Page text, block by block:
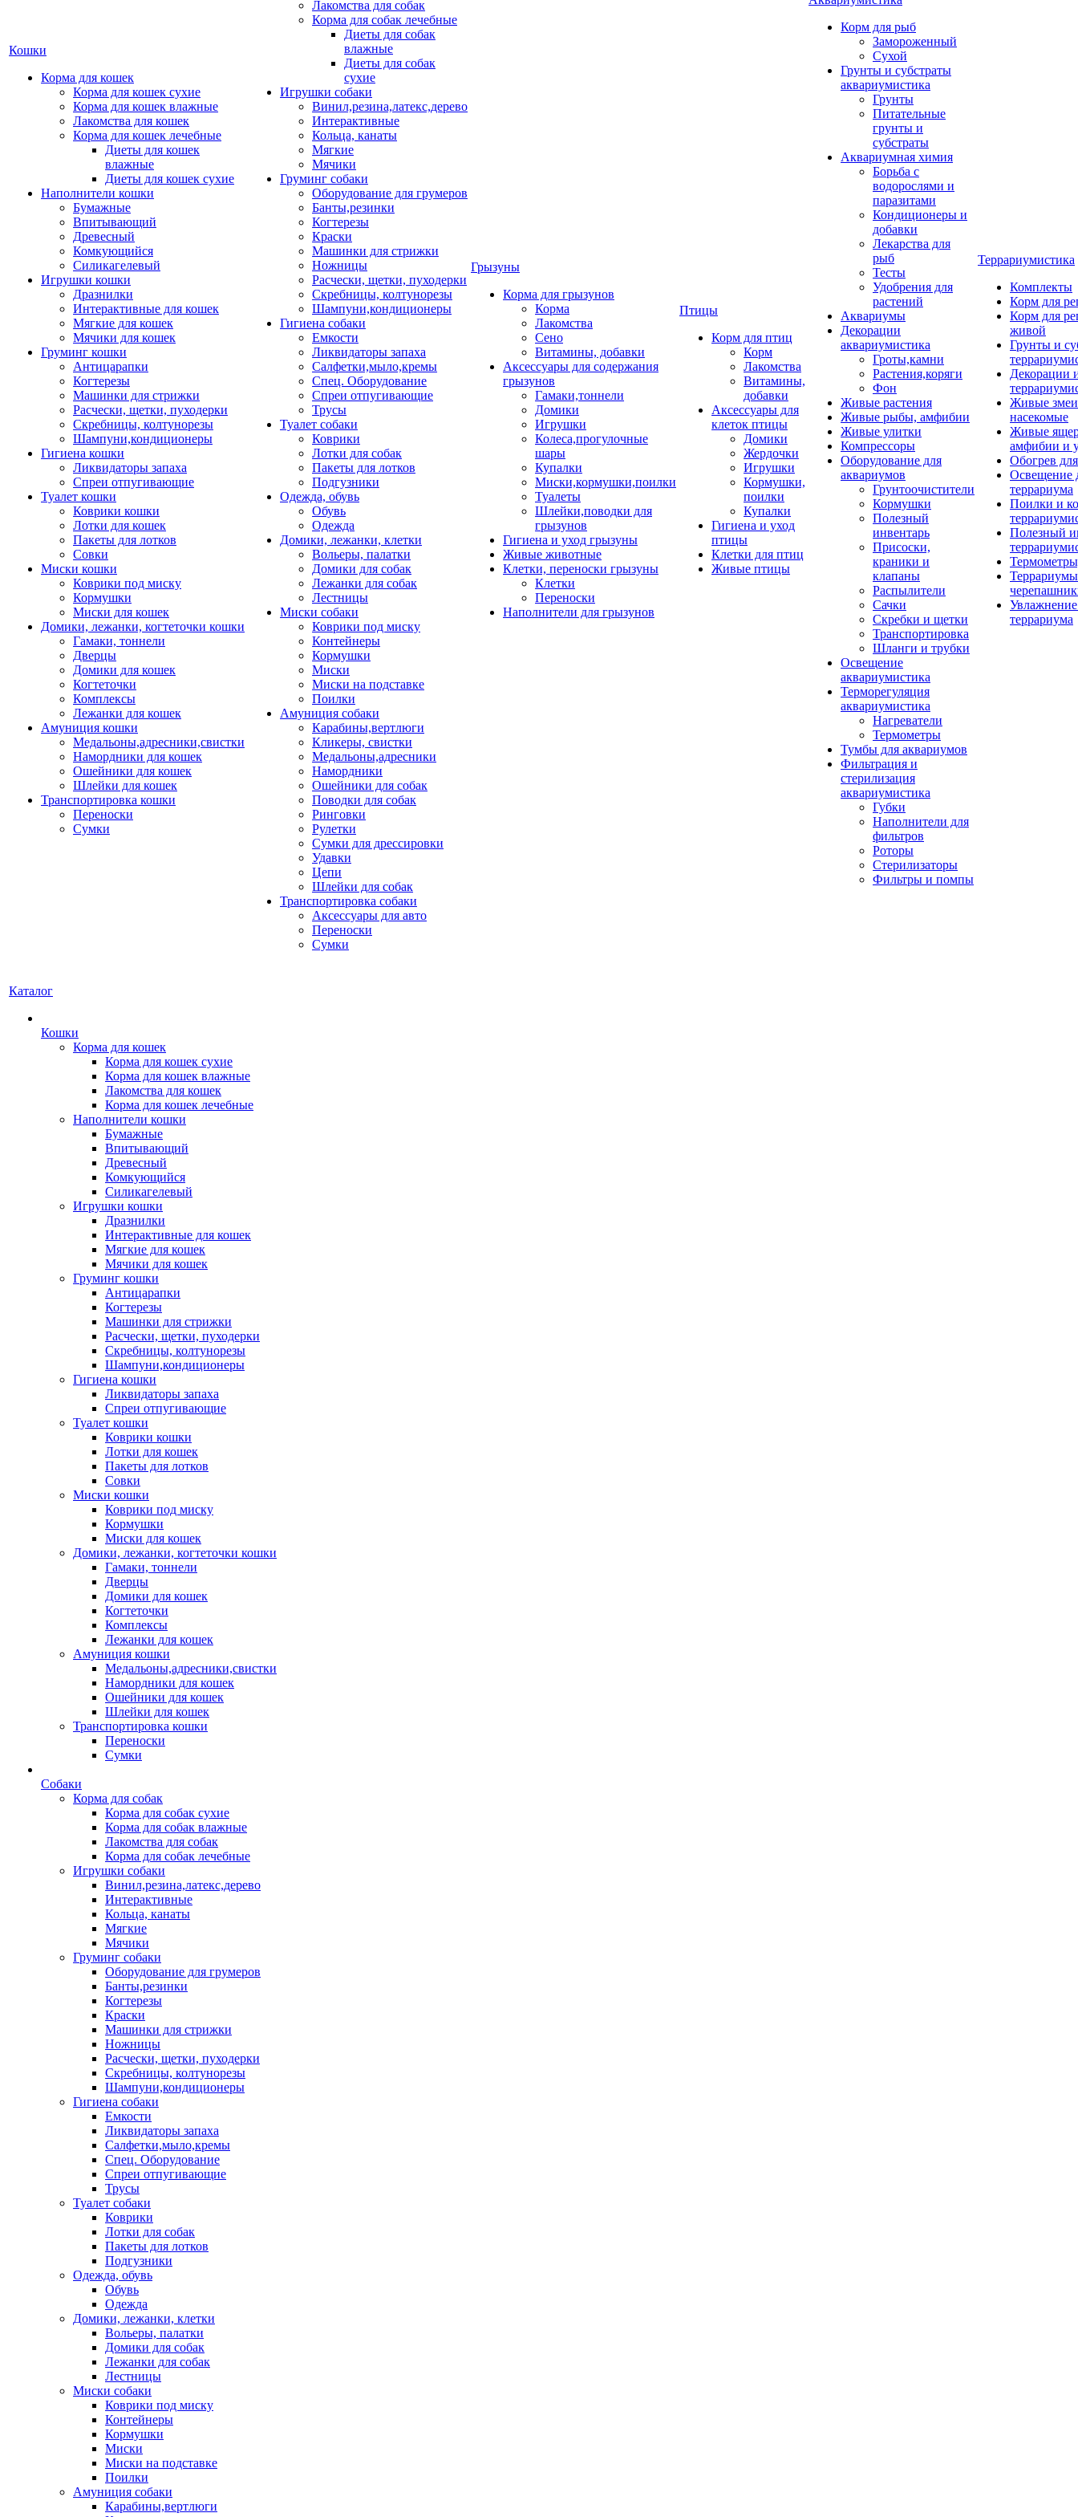
Кошки
Корма для кошек
Корма для кошек сухие
Корма для кошек влажные
Лакомства для кошек
Корма для кошек лечебные
Диеты для кошек
влажные
Диеты для кошек сухие
Наполнители кошки
Бумажные
Впитывающий
Древесный
Комкующийся
Силикагелевый
Игрушки кошки
Дразнилки
Интерактивные для кошек
Мягкие для кошек
Мячики для кошек
Груминг кошки
Антицарапки
Когтерезы
Машинки для стрижки
Расчески, щетки, пуходерки
Скребницы, колтунорезы
Шампуни,кондиционеры
Гигиена кошки
Ликвидаторы запаха
Спреи отпугивающие
Туалет кошки
Коврики кошки
Лотки для кошек
Пакеты для лотков
Совки
Миски кошки
Коврики под миску
Кормушки
Миски для кошек
Домики, лежанки, когтеточки кошки
Гамаки, тоннели
Дверцы
Домики для кошек
Когтеточки
Комплексы
Лежанки для кошек
Амуниция кошки
Медальоны,адресники,свистки
Намордники для кошек
Ошейники для кошек
Шлейки для кошек
Транспортировка кошки
Переноски
Сумки
Лакомства для собак
Корма для собак лечебные
Диеты для собак
влажные
Диеты для собак
сухие
Игрушки собаки
Винил,резина,латекс,дерево
Интерактивные
Кольца, канаты
Мягкие
Мячики
Груминг собаки
Оборудование для грумеров
Банты,резинки
Когтерезы
Краски
Машинки для стрижки
Ножницы
Расчески, щетки, пуходерки
Скребницы, колтунорезы
Шампуни,кондиционеры
Гигиена собаки
Емкости
Ликвидаторы запаха
Салфетки,мыло,кремы
Спец. Оборудование
Спреи отпугивающие
Трусы
Туалет собаки
Коврики
Лотки для собак
Пакеты для лотков
Подгузники
Одежда, обувь
Обувь
Одежда
Домики, лежанки, клетки
Вольеры, палатки
Домики для собак
Лежанки для собак
Лестницы
Миски собаки
Коврики под миску
Контейнеры
Кормушки
Миски
Миски на подставке
Поилки
Амуниция собаки
Карабины,вертлюги
Кликеры, свистки
Медальоны,адресники
Намордники
Ошейники для собак
Поводки для собак
Ринговки
Рулетки
Сумки для дрессировки
Удавки
Цепи
Шлейки для собак
Транспортировка собаки
Аксессуары для авто
Переноски
Сумки
Грызуны
Корма для грызунов
Корма
Лакомства
Сено
Витамины, добавки
Аксессуары для содержания
грызунов
Гамаки,тоннели
Домики
Игрушки
Колеса,прогулочные
шары
Купалки
Миски,кормушки,поилки
Туалеты
Шлейки,поводки для
грызунов
Гигиена и уход грызуны
Живые животные
Клетки, переноски грызуны
Клетки
Переноски
Наполнители для грызунов
Птицы
Корм для птиц
Корм
Лакомства
Витамины,
добавки
Аксессуары для
клеток птицы
Домики
Жердочки
Игрушки
Кормушки,
поилки
Купалки
Гигиена и уход
птицы
Клетки для птиц
Живые птицы
Корм для рыб
Замороженный
Сухой
Грунты и субстраты
аквариумистика
Грунты
Питательные
грунты и
субстраты
Аквариумная химия
Борьба с
водорослями и
паразитами
Кондиционеры и
добавки
Лекарства для
рыб
Тесты
Удобрения для
растений
Аквариумы
Декорации
аквариумистика
Гроты,камни
Растения,коряги
Фон
Живые растения
Живые рыбы, амфибии
Живые улитки
Компрессоры
Оборудование для
аквариумов
Грунтоочистители
Кормушки
Полезный
инвентарь
Присоски,
краники и
клапаны
Распылители
Сачки
Скребки и щетки
Транспортировка
Шланги и трубки
Освещение
аквариумистика
Терморегуляция
аквариумистика
Нагреватели
Термометры
Тумбы для аквариумов
Фильтрация и
стерилизация
аквариумистика
Губки
Наполнители для
фильтров
Роторы
Стерилизаторы
Фильтры и помпы
Террариумистика
Комплекты
Корм для
Корм для
живой
Грунты и
Декорации
Живые
насекомые
Живые
амфибии и
Обогрев
Освещение
террариума
Поилки и
Полезный
террариума
Каталог
Кошки
Корма для кошек
Корма для кошек сухие
Корма для кошек влажные
Лакомства для кошек
Корма для кошек лечебные
Наполнители кошки
Бумажные
Впитывающий
Древесный
Комкующийся
Силикагелевый
Игрушки кошки
Дразнилки
Интерактивные для кошек
Мягкие для кошек
Мячики для кошек
Груминг кошки
Антицарапки
Когтерезы
Машинки для стрижки
Расчески, щетки, пуходерки
Скребницы, колтунорезы
Шампуни,кондиционеры
Гигиена кошки
Ликвидаторы запаха
Спреи отпугивающие
Туалет кошки
Коврики кошки
Лотки для кошек
Пакеты для лотков
Совки
Миски кошки
Коврики под миску
Кормушки
Миски для кошек
Домики, лежанки, когтеточки кошки
Гамаки, тоннели
Дверцы
Домики для кошек
Когтеточки
Комплексы
Лежанки для кошек
Амуниция кошки
Медальоны,адресники,свистки
Намордники для кошек
Ошейники для кошек
Шлейки для кошек
Транспортировка кошки
Переноски
Сумки
Собаки
Корма для собак
Корма для собак сухие
Корма для собак влажные
Лакомства для собак
Корма для собак лечебные
Игрушки собаки
Винил,резина,латекс,дерево
Интерактивные
Кольца, канаты
Мягкие
Мячики
Груминг собаки
Оборудование для грумеров
Банты,резинки
Когтерезы
Краски
Машинки для стрижки
Ножницы
Расчески, щетки, пуходерки
Скребницы, колтунорезы
Шампуни,кондиционеры
Гигиена собаки
Емкости
Ликвидаторы запаха
Салфетки,мыло,кремы
Спец. Оборудование
Спреи отпугивающие
Трусы
Туалет собаки
Коврики
Лотки для собак
Пакеты для лотков
Подгузники
Одежда, обувь
Обувь
Одежда
Домики, лежанки, клетки
Вольеры, палатки
Домики для собак
Лежанки для собак
Лестницы
Миски собаки
Коврики под миску
Контейнеры
Кормушки
Миски
Миски на подставке
Поилки
Амуниция собаки
Карабины,вертлюги